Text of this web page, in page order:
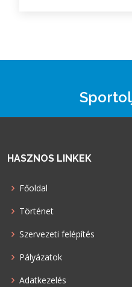
HASZNOS LINKEK
Főoldal
Történet
Szervezeti felépítés
Pályázatok
Adatkezelés